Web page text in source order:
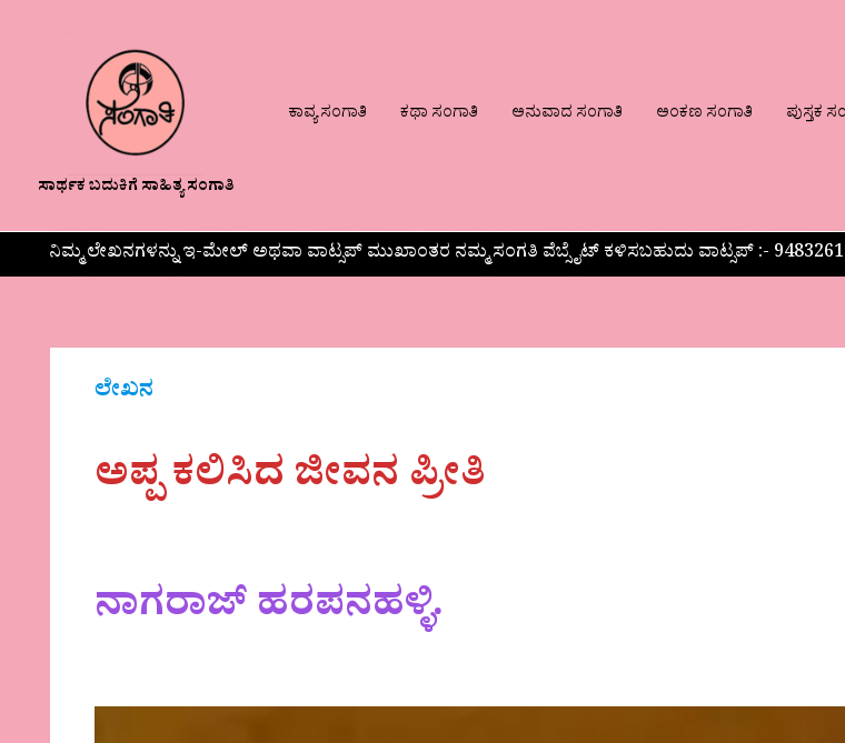
ಸಾರ್ಥಕ ಬದುಕಿಗೆ ಸಾಹಿತ್ಯ ಸಂಗಾತಿ
ಕಾವ್ಯ ಸಂಗಾತಿ ಕಥಾ ಸಂಗಾತಿ ಅನುವಾದ ಸಂಗಾತಿ ಅಂಕಣ ಸಂಗಾತಿ ಪುಸ್ತಕ
ನಿಮ್ಮ ಲೇಖನಗಳನ್ನು ಇ-ಮೇಲ್ ಅಥವಾ ವಾಟ್ಸಪ್ ಮುಖಾಂತರ ನಮ್ಮ ಸಂಗತಿ ವೆಬ್ಸೈಟ್ ಕಳಿಸಬಹುದು ವಾಟ್ಸಪ್‌ :-
ಲೇಖನ
ಅಪ್ಪ ಕಲಿಸಿದ ಜೀವನ ಪ್ರೀತಿ
ನಾಗರಾಜ್ ಹರಪನಹಳ್ಳಿ.